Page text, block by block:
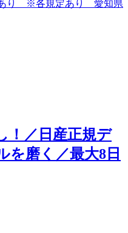
！／日産正規デ
を磨く／最大8日